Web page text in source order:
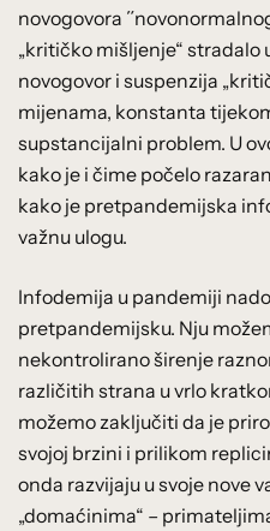
novogovora
„kritičko mišljenje“ stradalo
novogovor i suspenzija
mijenama, konstanta
supstancijalni problem. U
kako je i čime počelo
kako je pretpandemijska
važnu ulogu.
Infodemija u pandemiji
pretpandemijsku. Nju
nekontrolirano širenje
različitih strana u vrlo
možemo zaključiti da je
svojoj brzini i prilikom
onda razvijaju u svoje nove
„domaćinima“ –